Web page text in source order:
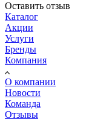
Оставить отзыв
Каталог
Акции
Услуги
Бренды
Компания
О компании
Новости
Команда
Отзывы